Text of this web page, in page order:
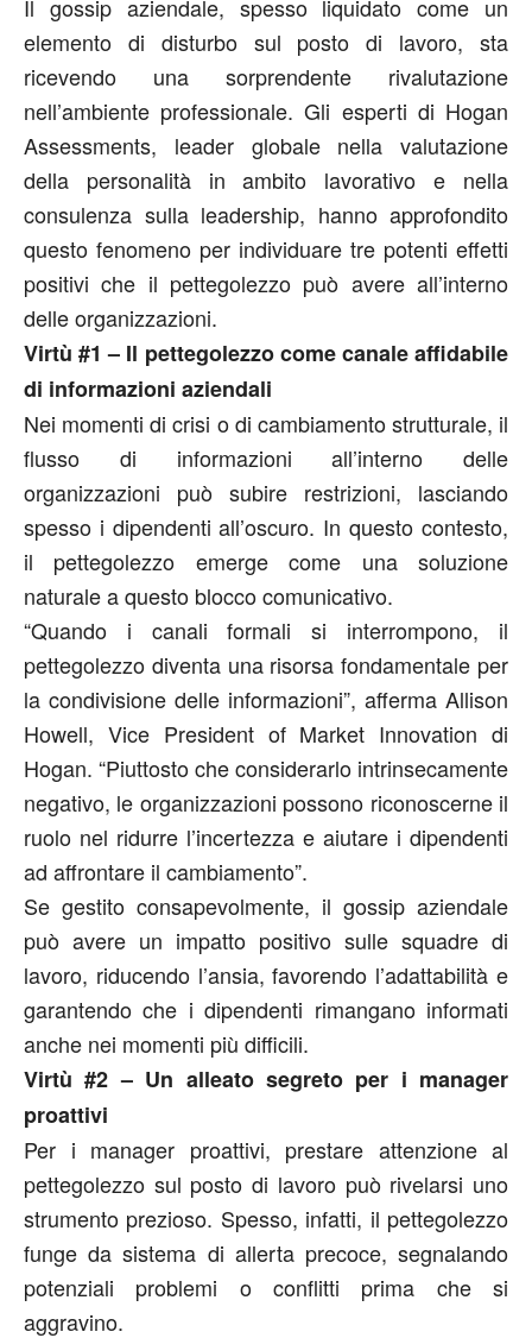
Il gossip aziendale, spesso liquidato come un
elemento di disturbo sul posto di lavoro, sta
ricevendo una sorprendente rivalutazione
nell’ambiente professionale. Gli esperti di Hogan
Assessments, leader globale nella valutazione
della personalità in ambito lavorativo e nella
consulenza sulla leadership, hanno approfondito
questo fenomeno per individuare tre potenti effetti
positivi che il pettegolezzo può avere all’interno
delle organizzazioni.
Virtù #1 – Il pettegolezzo come canale affidabile
di informazioni aziendali
Nei momenti di crisi o di cambiamento strutturale, il
flusso di informazioni all’interno delle
organizzazioni può subire restrizioni, lasciando
spesso i dipendenti all’oscuro. In questo contesto,
il pettegolezzo emerge come una soluzione
naturale a questo blocco comunicativo.
“Quando i canali formali si interrompono, il
pettegolezzo diventa una risorsa fondamentale per
la condivisione delle informazioni”, afferma Allison
Howell, Vice President of Market Innovation di
Hogan. “Piuttosto che considerarlo intrinsecamente
negativo, le organizzazioni possono riconoscerne il
ruolo nel ridurre l’incertezza e aiutare i dipendenti
ad affrontare il cambiamento”.
Se gestito consapevolmente, il gossip aziendale
può avere un impatto positivo sulle squadre di
lavoro, riducendo l’ansia, favorendo l’adattabilità e
garantendo che i dipendenti rimangano informati
anche nei momenti più difficili.
Virtù #2 – Un alleato segreto per i manager
proattivi
Per i manager proattivi, prestare attenzione al
pettegolezzo sul posto di lavoro può rivelarsi uno
strumento prezioso. Spesso, infatti, il pettegolezzo
funge da sistema di allerta precoce, segnalando
potenziali problemi o conflitti prima che si
aggravino.